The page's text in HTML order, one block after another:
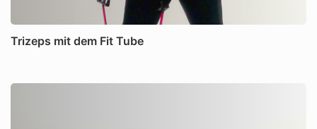
Trizeps mit dem Fit Tube